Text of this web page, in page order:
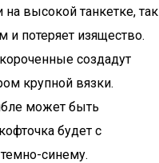
высокой танкетке, так
и потеряет изящество.
создадут
крупной вязки.
может быть
будет с
синему.